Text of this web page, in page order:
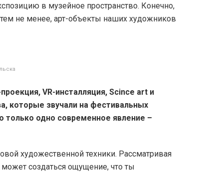
в музейное пространство. Конечно,
не менее, арт-объекты наших художников
VR-инсталляция, Scince art и
которые звучали на фестивальных
только одно современное явление –
художественной техники. Рассматривая
создаться ощущение, что ты